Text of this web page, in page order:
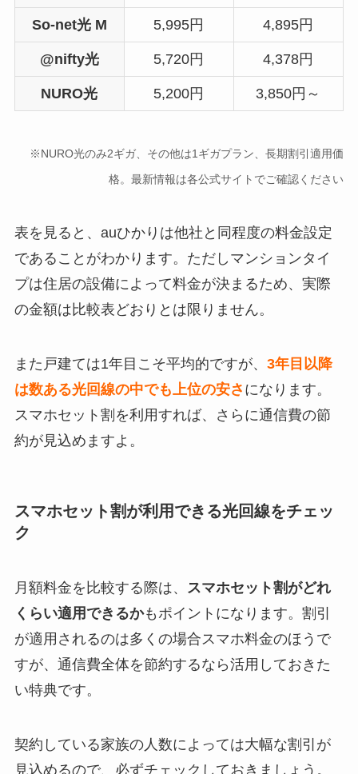
So-net光 M 5,995円 4,895円
@nifty光 5,720円 4,378円
NURO光 5,200円 3,850円～
※NURO光のみ2ギガ、その他は1ギガプラン、長期割引適用価
格。最新情報は各公式サイトでご確認ください
表を見ると、auひかりは他社と同程度の料金設定
であることがわかります。ただしマンションタイ
プは住居の設備によって料金が決まるため、実際
の金額は比較表どおりとは限りません。
また戸建ては1年目こそ平均的ですが、 3年目以降
は数ある光回線の中でも上位の安さ になります。
スマホセット割を利用すれば、さらに通信費の節
約が見込めますよ。
スマホセット割が利用できる光回線をチェッ
ク
月額料金を比較する際は、 スマホセット割がどれ
くらい適用できるかもポイントになります。割引
が適用されるのは多くの場合スマホ料金のほうで
すが、通信費全体を節約するなら活用しておきた
い特典です。
契約している家族の人数によっては大幅な割引が
見込めるので、必ずチェックしておきましょう。